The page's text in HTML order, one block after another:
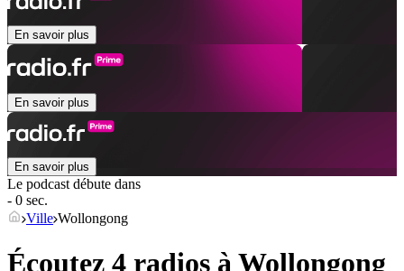
En savoir plus
En savoir plus
En savoir plus
Le podcast débute dans
- 0 sec.
Ville Wollongong
Écoutez 4 radios à Wollongong